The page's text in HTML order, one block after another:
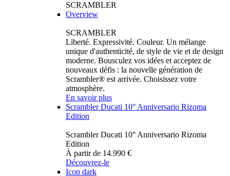
SCRAMBLER
Overview
SCRAMBLER
Liberté. Expressivité. Couleur. Un mélange
unique d'authenticité, de style de vie et de design
moderne. Bousculez vos idées et acceptez de
nouveaux défis : la nouvelle génération de
Scrambler® est arrivée. Choisissez votre
atmosphère.
En savoir plus
Scrambler Ducati 10° Anniversario Rizoma
Edition
Scrambler Ducati 10° Anniversario Rizoma
Edition
À partir de 14.990 €
Découvrez-le
Icon dark